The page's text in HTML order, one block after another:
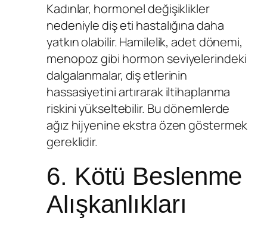
Kadınlar, hormonel değişiklikler
nedeniyle diş eti hastalığına daha
yatkın olabilir. Hamilelik, adet dönemi,
menopoz gibi hormon seviyelerindeki
dalgalanmalar, diş etlerinin
hassasiyetini artırarak iltihaplanma
riskini yükseltebilir. Bu dönemlerde
ağız hijyenine ekstra özen göstermek
gereklidir.
6. Kötü Beslenme
Alışkanlıkları